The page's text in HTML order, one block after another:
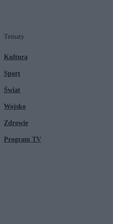
Tematy
Kultura
Sport
Świat
Wojsko
Zdrowie
Program TV